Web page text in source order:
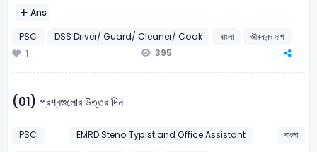
Ans
PSC
DSS Driver/ Guard/ Cleaner/ Cook বাংলা
জীবনানন্দ দাশ
1
395
(01) প্রশ্নগুলোর উত্তর দিন
PSC EMRD Steno Typist and Office Assistant
বাংলা